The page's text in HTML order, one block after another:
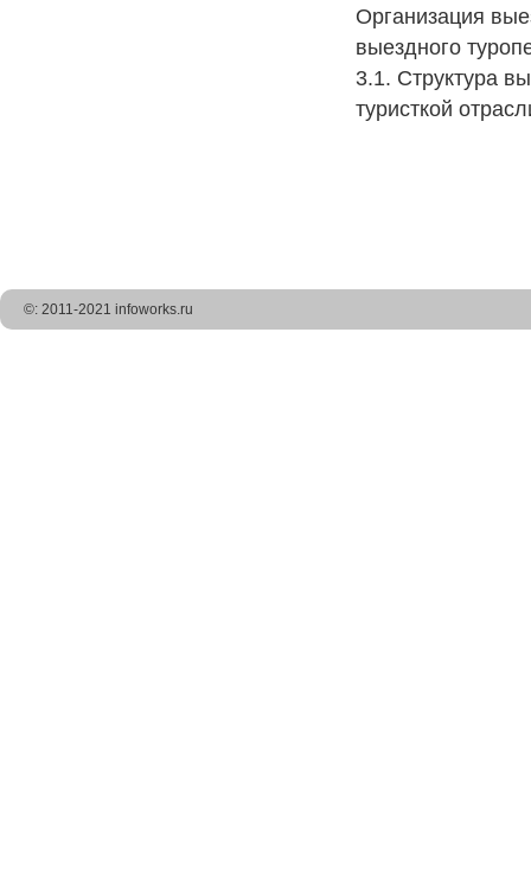
Организация
выездного
3.1. Структура
туристкой
©: 2011-2021 infoworks.ru